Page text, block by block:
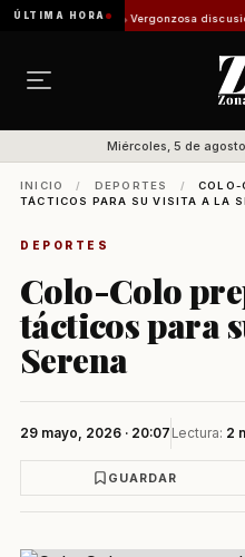
ÚLTIMA HORA
de Pesca Vergonzosa discusión en
Miércoles, 5 de
INICIO / DEPORTES /
COLO-
TÁCTICOS PARA SU VISITA A LA
DEPORTES
Colo-Colo
tácticos para
Serena
29 mayo, 2026 · 20:07 Lectura: 2
GUARDAR